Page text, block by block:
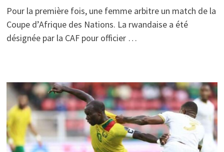
Pour la première fois, une femme arbitre un match de la
Coupe d’Afrique des Nations. La rwandaise a été
désignée par la CAF pour officier …